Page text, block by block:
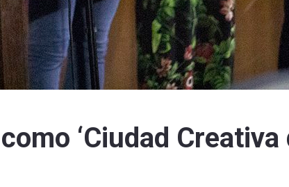
‘Ciudad Creativa